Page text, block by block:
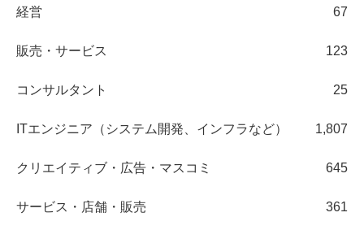
経営 67
販売・サービス 123
コンサルタント 25
ITエンジニア（システム開発、インフラなど） 1,807
クリエイティブ・広告・マスコミ 645
サービス・店舗・販売 361